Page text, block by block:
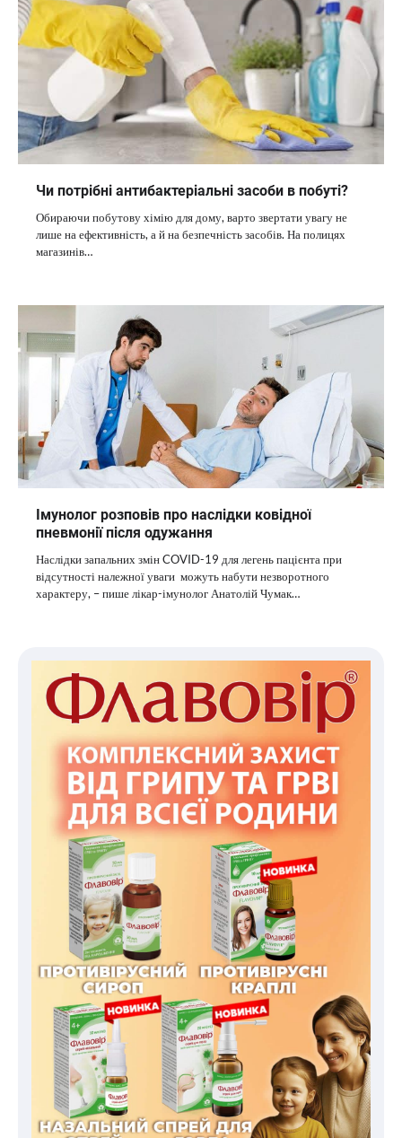
Чи потрібні антибактеріальні засоби в побуті?
Обираючи побутову хімію для дому, варто звертати увагу не
лише на ефективність, а й на безпечність засобів. На полицях
магазинів…
Імунолог розповів про наслідки ковідної
пневмонії після одужання
Наслідки запальних змін COVID-19 для легень пацієнта при
відсутності належної уваги можуть набути незворотного
характеру, – пише лікар-імунолог Анатолій Чумак…